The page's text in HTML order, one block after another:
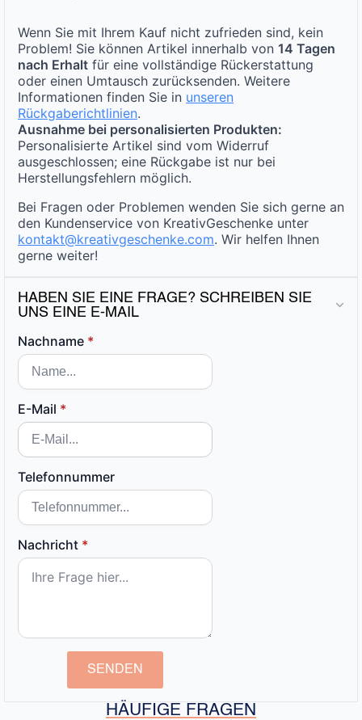
Wenn Sie mit Ihrem Kauf nicht zufrieden sind, kein
Problem! Sie können Artikel innerhalb von 14 Tagen
nach Erhalt für eine vollständige Rückerstattung
oder einen Umtausch zurücksenden. Weitere
Informationen finden Sie in unseren
Rückgaberichtlinien.
Ausnahme bei personalisierten Produkten:
Personalisierte Artikel sind vom Widerruf
ausgeschlossen; eine Rückgabe ist nur bei
Herstellungsfehlern möglich.
Bei Fragen oder Problemen wenden Sie sich gerne an
den Kundenservice von KreativGeschenke unter
kontakt@kreativgeschenke.com. Wir helfen Ihnen
gerne weiter!
HABEN SIE EINE FRAGE? SCHREIBEN SIE
UNS EINE E-MAIL
Nachname *
E-Mail *
Telefonnummer
Nachricht *
SENDEN
HÄUFIGE FRAGEN